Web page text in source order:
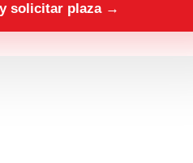
solicitar plaza →